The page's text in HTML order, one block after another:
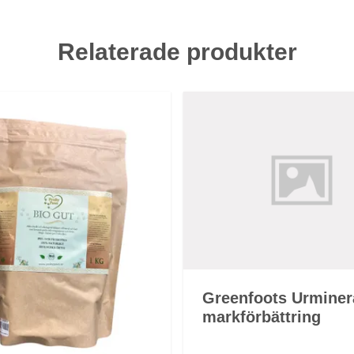
Relaterade produkter
Greenfoots
markförbättring